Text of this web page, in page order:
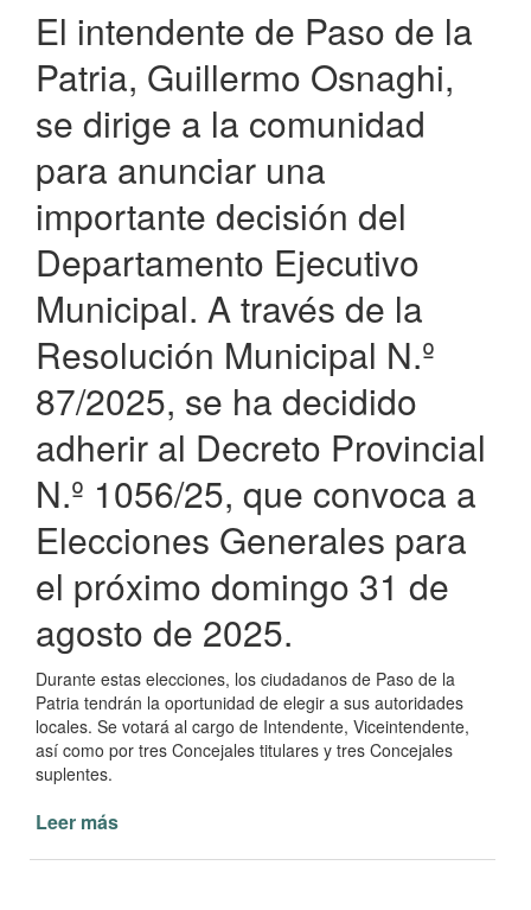
Fundación
El intendente de Paso de la
Patria, Guillermo Osnaghi,
se dirige a la comunidad
para anunciar una
importante decisión del
Departamento Ejecutivo
Municipal. A través de la
Resolución Municipal N.º
87/2025, se ha decidido
adherir al Decreto Provincial
N.º 1056/25, que convoca a
Elecciones Generales para
el próximo domingo 31 de
agosto de 2025.
Durante estas elecciones, los ciudadanos de Paso de la
Patria tendrán la oportunidad de elegir a sus autoridades
locales. Se votará al cargo de Intendente, Viceintendente,
así como por tres Concejales titulares y tres Concejales
suplentes.
Leer más